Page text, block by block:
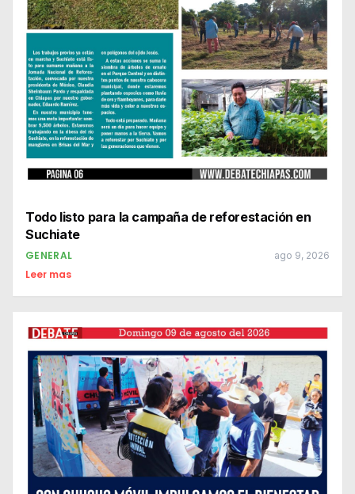
Todo listo para la campaña de reforestación en
Suchiate
GENERAL ago 9, 2026
Leer mas